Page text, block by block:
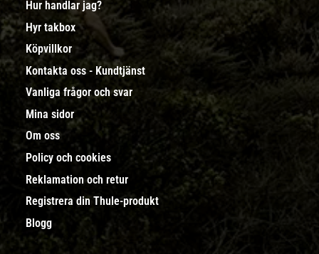
Hur handlar jag?
Hyr takbox
Köpvillkor
Kontakta oss - Kundtjänst
Vanliga frågor och svar
Mina sidor
Om oss
Policy och cookies
Reklamation och retur
Registrera din Thule-produkt
Blogg